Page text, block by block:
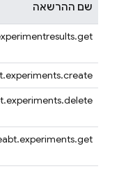
שם ההרשאה